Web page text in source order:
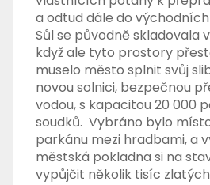
a odtud dále do
Sůl se původně skladovala
když ale tyto prostory
muselo město splnit svůj
novou solnici, bezpečnou
vodou, s kapacitou 20 000
soudků. Vybráno bylo
parkánu mezi hradbami, a
městská pokladna si na
vypůjčit několik tisíc